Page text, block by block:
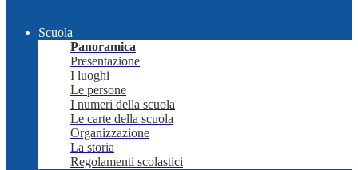
Scuola
Panoramica
Presentazione
I luoghi
Le persone
I numeri della scuola
Le carte della scuola
Organizzazione
La storia
Regolamenti scolastici